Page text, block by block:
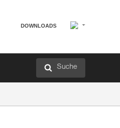
DOWNLOADS
Suche